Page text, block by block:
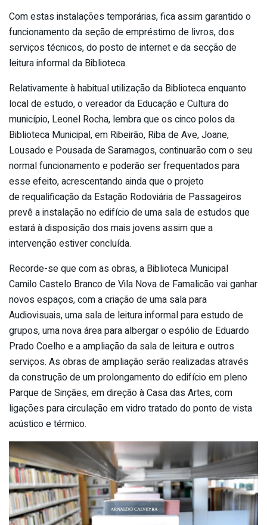
Com estas instalações temporárias, fica assim garantido o
funcionamento da seção de empréstimo de livros, dos
serviços técnicos, do posto de internet e da secção de
leitura informal da Biblioteca.
Relativamente à habitual utilização da Biblioteca enquanto
local de estudo, o vereador da Educação e Cultura do
município, Leonel Rocha, lembra que os cinco polos da
Biblioteca Municipal, em Ribeirão, Riba de Ave, Joane,
Lousado e Pousada de Saramagos, continuarão com o seu
normal funcionamento e poderão ser frequentados para
esse efeito, acrescentando ainda que o projeto
de requalificação da Estação Rodoviária de Passageiros
prevê a instalação no edifício de uma sala de estudos que
estará à disposição dos mais jovens assim que a
intervenção estiver concluída.
Recorde-se que com as obras, a Biblioteca Municipal
Camilo Castelo Branco de Vila Nova de Famalicão vai ganhar
novos espaços, com a criação de uma sala para
Audiovisuais, uma sala de leitura informal para estudo de
grupos, uma nova área para albergar o espólio de Eduardo
Prado Coelho e a ampliação da sala de leitura e outros
serviços. As obras de ampliação serão realizadas através
da construção de um prolongamento do edifício em pleno
Parque de Sinçães, em direção à Casa das Artes, com
ligações para circulação em vidro tratado do ponto de vista
acústico e térmico.